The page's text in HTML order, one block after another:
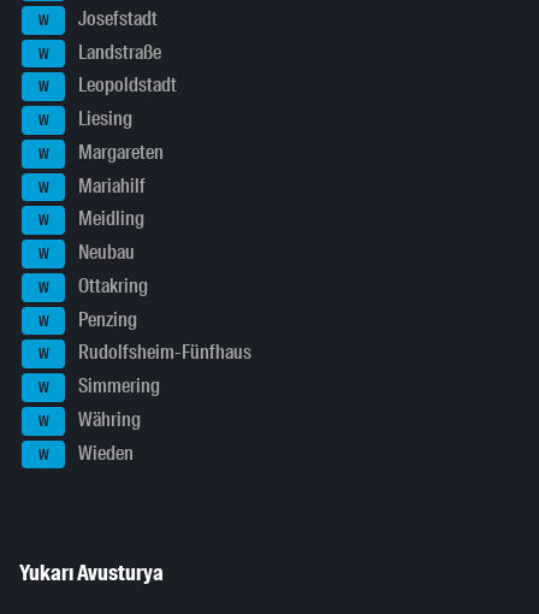
W Josefstadt
W Landstraße
W Leopoldstadt
W Liesing
W Margareten
W Mariahilf
W Meidling
W Neubau
W Ottakring
W Penzing
W Rudolfsheim-Fünfhaus
W Simmering
W Währing
W Wieden
Yukarı Avusturya